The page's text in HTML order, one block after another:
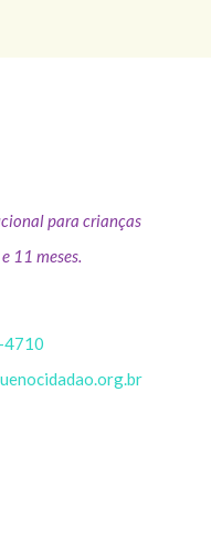
para crianças
11 meses.
4710